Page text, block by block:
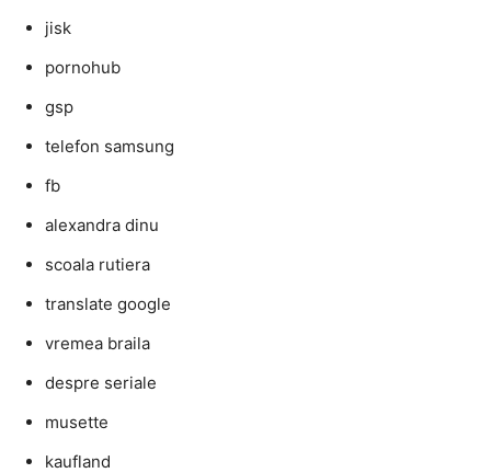
jisk
pornohub
gsp
telefon samsung
fb
alexandra dinu
scoala rutiera
translate google
vremea braila
despre seriale
musette
kaufland